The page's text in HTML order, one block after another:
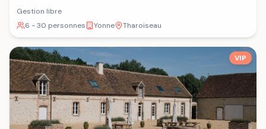
Gestion libre
6 - 30 personnes
Yonne Tharoiseau
VIP